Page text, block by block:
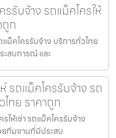
รับจ้าง รถแม็คโครให้
ก
ม็คโครรับจ้าง บริการทั่วไทย
ะสบการณ์ และ
รถแม็คโครรับจ้าง รถ
ทย ราคาถูก
ห้เช่า รถแม็คโครรับจ้าง
ยทีมงานที่มีประสบ